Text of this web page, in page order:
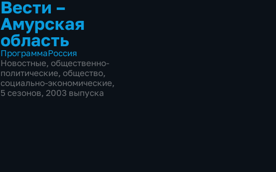
Вести –
Амурская
область
ПрограммаРоссия
Новостные, общественно-
политические, общество,
социально-экономические,
5 сезонов, 2003 выпуска